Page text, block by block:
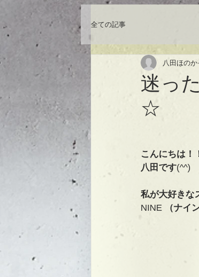
全ての記事
迷っ
☆
八田ほのか
こんにちは！
八田です(^^)
私が大好きな
NINE
（ナイ